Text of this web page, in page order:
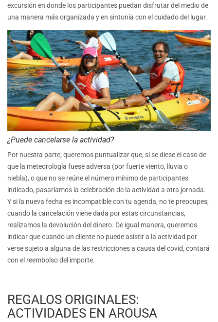
excursión en donde los participantes puedan disfrutar del medio de
una manera más organizada y en sintonía con el cuidado del lugar.
¿Puede cancelarse la actividad?
Por nuestra parte, queremos puntualizar que, si se diese el caso de
que la meteorología fuese adversa (por fuerte viento, lluvia o
niebla), o que no se reúne el número mínimo de participantes
indicado, pasaríamos la celebración de la actividad a otra jornada.
Y si la nueva fecha es incompatible con tu agenda, no te preocupes,
cuando la cancelación viene dada por estas circunstancias,
realizamos la devolución del dinero. De igual manera, queremos
indicar que cuando un cliente no puede asistir a la actividad por
verse sujeto a alguna de las restricciones a causa del covid, contará
con el reembolso del importe.
REGALOS ORIGINALES:
ACTIVIDADES EN AROUSA